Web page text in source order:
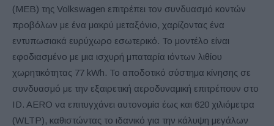
(MEB) της Volkswagen επιτρέπει τον συνδυασμό κοντών
προβόλων με ένα μακρύ μεταξόνιο, χαρίζοντας ένα
εντυπωσιακά ευρύχωρο εσωτερικό. Το μοντέλο είναι
εφοδιασμένο με μια ισχυρή μπαταρία ιόντων λιθίου
χωρητικότητας 77 kWh. Το αποδοτικό σύστημα κίνησης σε
συνδυασμό με την εξαιρετική αεροδυναμική επιτρέπουν στο
ID. AERO να επιτυγχάνει αυτονομία έως και 620 χιλιόμετρα
(WLTP), καθιστώντας το ιδανικό για την κάλυψη μεγάλων